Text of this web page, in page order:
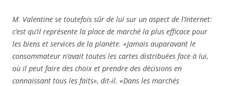
M. Valentine se toutefois sûr de lui sur un aspect de l’Internet:
c’est qu’il représente la place de marché la plus efficace pour
les biens et services de la planète. «Jamais auparavant le
consommateur n’avait toutes les cartes distribuées face à lui,
où il peut faire des choix et prendre des décisions en
connaissant tous les faits», dit-il. «Dans les marchés